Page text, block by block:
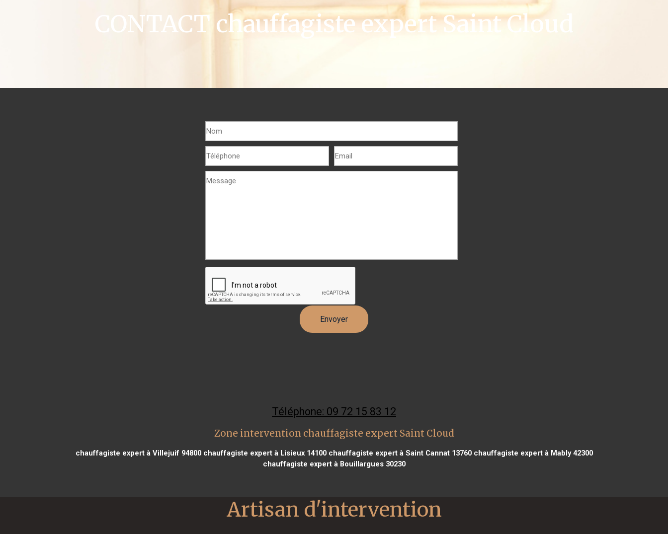
CONTACT chauffagiste expert Saint Cloud
Téléphone: 09 72 15 83 12
Zone intervention chauffagiste expert Saint Cloud
chauffagiste expert à Villejuif 94800chauffagiste expert à Lisieux 14100chauffagiste expert à Saint Cannat 13760chauffagiste expert à Mably 42300
chauffagiste expert à Bouillargues 30230
Artisan d'intervention